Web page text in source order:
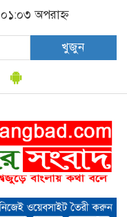
অপরাহ্ন
খুজুন